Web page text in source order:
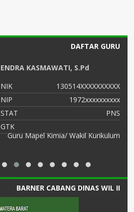
DAFTAR GURU
ENDRA KASMAWATI, S.Pd
NIK
130514XXXXXXXXXX
NIP
1972xxxxxxxxxx
STAT
PNS
GTK
Guru Mapel Kimia/ Wakil Kurikulum
BARNER CABANG DINAS WIL II